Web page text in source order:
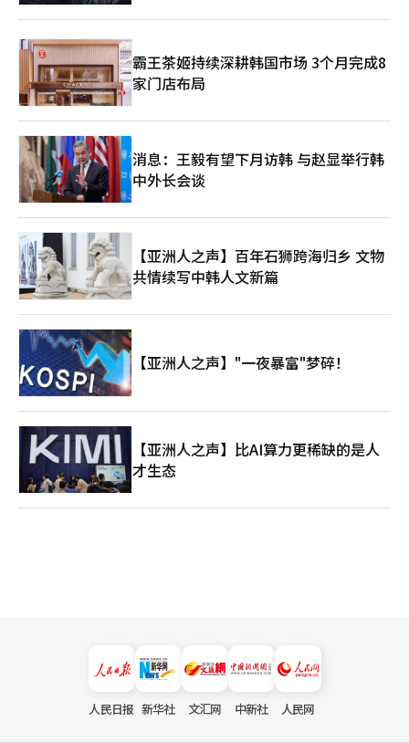
霸王茶姬持续深耕韩国市场 3个月完成8
家门店布局
消息：王毅有望下月访韩 与赵显举行韩
中外长会谈
【亚洲人之声】百年石狮跨海归乡 文物
共情续写中韩人文新篇
【亚洲人之声】"一夜暴富"梦碎！
【亚洲人之声】比AI算力更稀缺的是人
才生态
人民日报 新华社 文汇网 中新社 人民网